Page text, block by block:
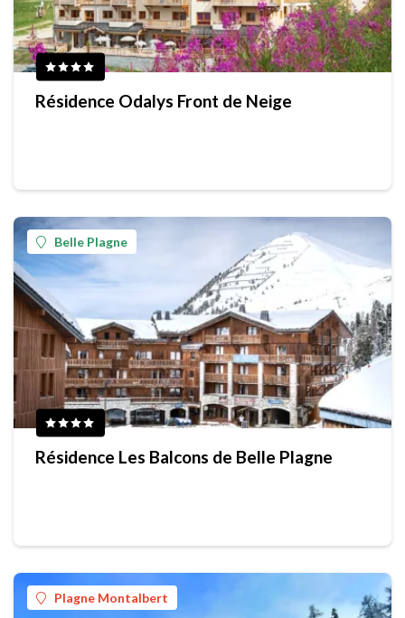
Résidence Odalys Front de Neige
Belle Plagne
Résidence Les Balcons de Belle Plagne
Plagne Montalbert